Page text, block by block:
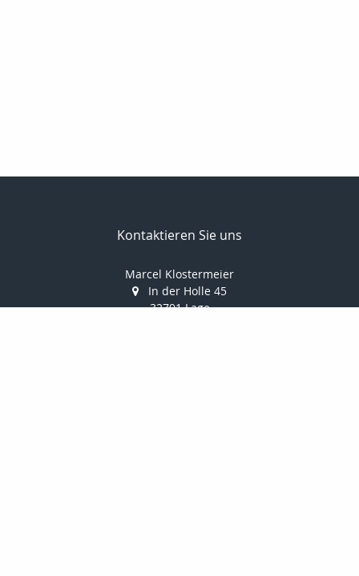
Kontaktieren Sie uns
Marcel Klostermeier
In der Holle 45
32791 Lage